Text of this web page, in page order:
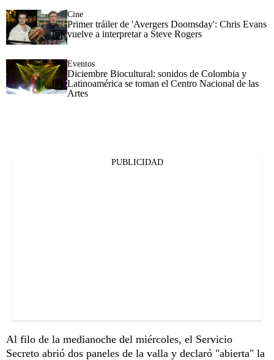
Cine
Primer tráiler de 'Avergers Doomsday': Chris Evans
vuelve a interpretar a Steve Rogers
Eventos
Diciembre Biocultural: sonidos de Colombia y
Latinoamérica se toman el Centro Nacional de las
Artes
PUBLICIDAD
Al filo de la medianoche del miércoles, el Servicio
Secreto abrió dos paneles de la valla y declaró "abierta" la